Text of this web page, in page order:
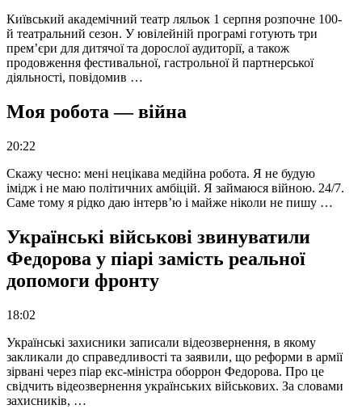
Київський академічний театр ляльок 1 серпня розпочне 100-
й театральний сезон. У ювілейній програмі готують три
прем’єри для дитячої та дорослої аудиторії, а також
продовження фестивальної, гастрольної й партнерської
діяльності, повідомив …
Моя робота — війна
20:22
Скажу чесно: мені нецікава медійна робота. Я не будую
імідж і не маю політичних амбіцій. Я займаюся війною. 24/7.
Саме тому я рідко даю інтерв’ю і майже ніколи не пишу …
Українські військові звинуватили
Федорова у піарі замість реальної
допомоги фронту
18:02
Українські захисники записали відеозвернення, в якому
закликали до справедливості та заявили, що реформи в армії
зірвані через піар екс-міністра оборрон Федорова. Про це
свідчить відеозвернення українських військових. За словами
захисників, …